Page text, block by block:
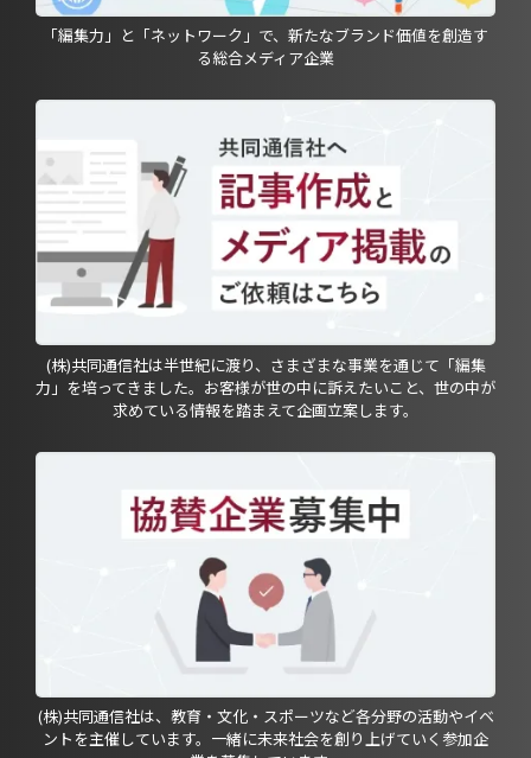
「編集力」と「ネットワーク」で、新たなブランド価値を創造す
る総合メディア企業
(株)共同通信社は半世紀に渡り、さまざまな事業を通じて「編集
力」を培ってきました。お客様が世の中に訴えたいこと、世の中が
求めている情報を踏まえて企画立案します。
(株)共同通信社は、教育・文化・スポーツなど各分野の活動やイベ
ントを主催しています。一緒に未来社会を創り上げていく参加企